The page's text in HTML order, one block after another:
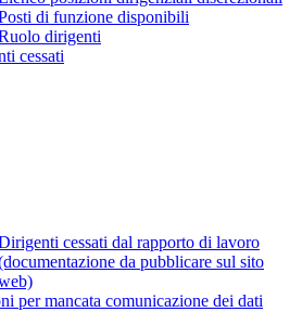
di funzione disponibili
dirigenti
cessati
cessati dal rapporto di lavoro
da pubblicare sul sito
per mancata comunicazione dei dati